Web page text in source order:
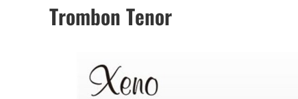
Trombon Tenor